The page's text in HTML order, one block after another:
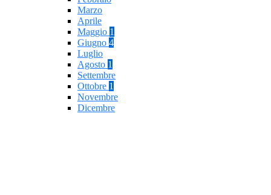
Marzo
Aprile
Maggio 1
Giugno 4
Luglio
Agosto 1
Settembre
Ottobre 1
Novembre
Dicembre